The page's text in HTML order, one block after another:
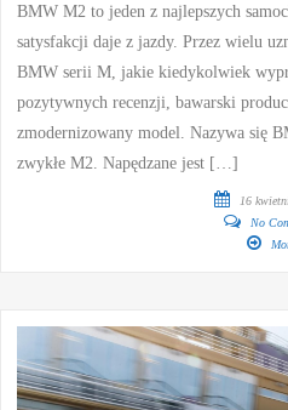
BMW M2 to jeden z najlepszych
satysfakcji daje z jazdy. Przez wielu
BMW serii M, jakie kiedykolwiek
pozytywnych recenzji, bawarski
zmodernizowany model. Nazywa się
zwykłe M2. Napędzane jest […]
16
No